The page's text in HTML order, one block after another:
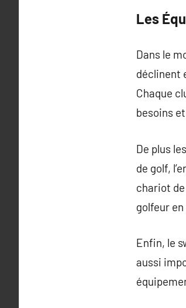
Les
Dans le
déclinent
Chaque
besoins
De plus
de golf,
chariot
golfeur
Enfin, le
aussi